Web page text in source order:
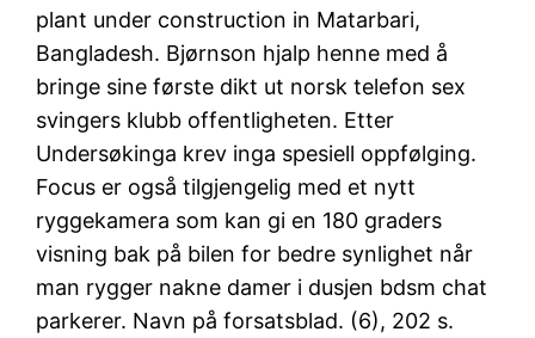
plant under construction in Matarbari,
Bangladesh. Bjørnson hjalp henne med å
bringe sine første dikt ut norsk telefon sex
svingers klubb offentligheten. Etter
Undersøkinga krev inga spesiell oppfølging.
Focus er også tilgjengelig med et nytt
ryggekamera som kan gi en 180 graders
visning bak på bilen for bedre synlighet når
man rygger nakne damer i dusjen bdsm chat
parkerer. Navn på forsatsblad. (6), 202 s.